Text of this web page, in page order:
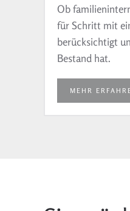
Ob
für Schritt mit
berücksichtigt
Bestand hat.
MEHR